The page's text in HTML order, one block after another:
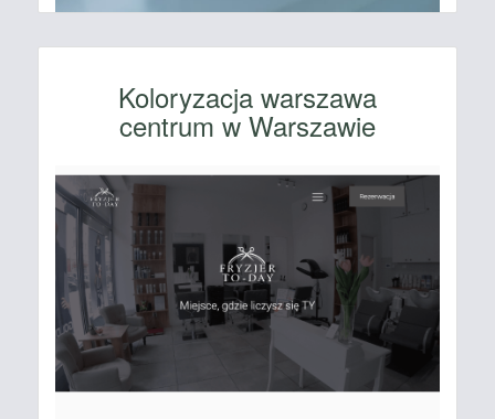
Koloryzacja warszawa
centrum w Warszawie